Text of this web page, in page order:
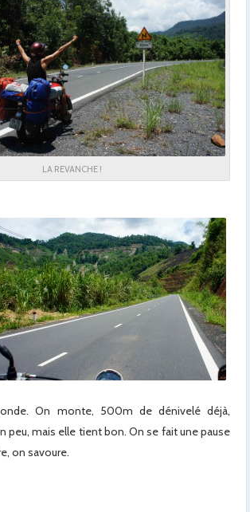
LA REVANCHE !
On monte, 500m de dénivelé déjà,
peu, mais elle tient bon. On se fait une pause
on savoure.